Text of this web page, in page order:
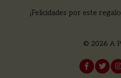
¡Felicidades por este
© 2026 A